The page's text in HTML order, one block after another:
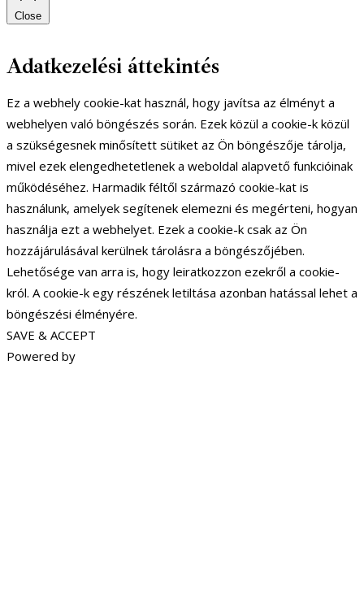
Close
Adatkezelési áttekintés
Ez a webhely cookie-kat használ, hogy javítsa az élményt a
webhelyen való böngészés során. Ezek közül a cookie-k közül
a szükségesnek minősített sütiket az Ön böngészője tárolja,
mivel ezek elengedhetetlenek a weboldal alapvető funkcióinak
működéséhez. Harmadik féltől származó cookie-kat is
használunk, amelyek segítenek elemezni és megérteni, hogyan
használja ezt a webhelyet. Ezek a cookie-k csak az Ön
hozzájárulásával kerülnek tárolásra a böngészőjében.
Lehetősége van arra is, hogy leiratkozzon ezekről a cookie-
król. A cookie-k egy részének letiltása azonban hatással lehet a
böngészési élményére.
SAVE & ACCEPT
Powered by